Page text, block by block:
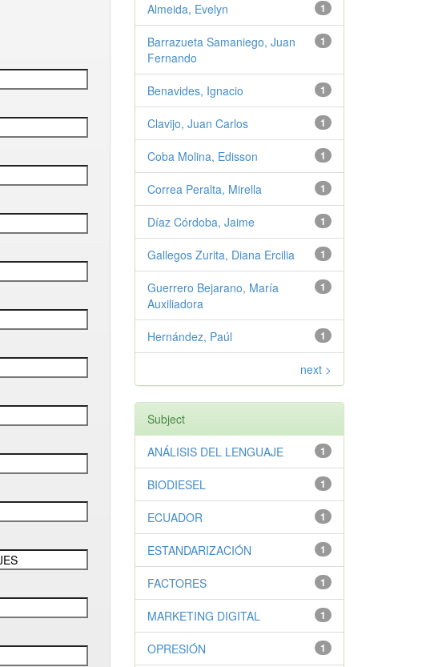
1
Almeida, Evelyn
1
Barrazueta Samaniego, Juan
Fernando
1
Benavides, Ignacio
1
Clavijo, Juan Carlos
1
Coba Molina, Edisson
1
Correa Peralta, Mirella
1
Díaz Córdoba, Jaime
1
Gallegos Zurita, Diana Ercilia
1
Guerrero Bejarano, María
Auxiliadora
1
Hernández, Paúl
next >
Subject
1
ANÁLISIS DEL LENGUAJE
1
BIODIESEL
1
ECUADOR
1
ESTANDARIZACIÓN
1
FACTORES
1
MARKETING DIGITAL
1
OPRESIÓN